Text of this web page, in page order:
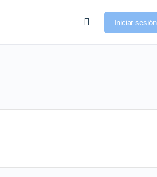
Iniciar sesión